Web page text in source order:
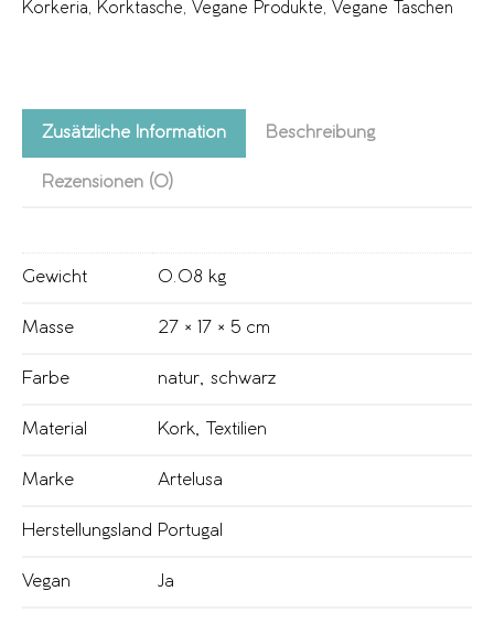
Korkeria, Korktasche, Vegane Produkte, Vegane Taschen
Zusätzliche Information Beschreibung
Rezensionen (0)
Gewicht 0.08 kg
Masse 27 × 17 × 5 cm
Farbe natur, schwarz
Material Kork, Textilien
Marke Artelusa
Herstellungsland Portugal
Vegan Ja